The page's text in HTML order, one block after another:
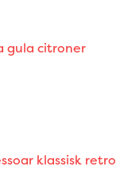
gula citroner
klassisk retro